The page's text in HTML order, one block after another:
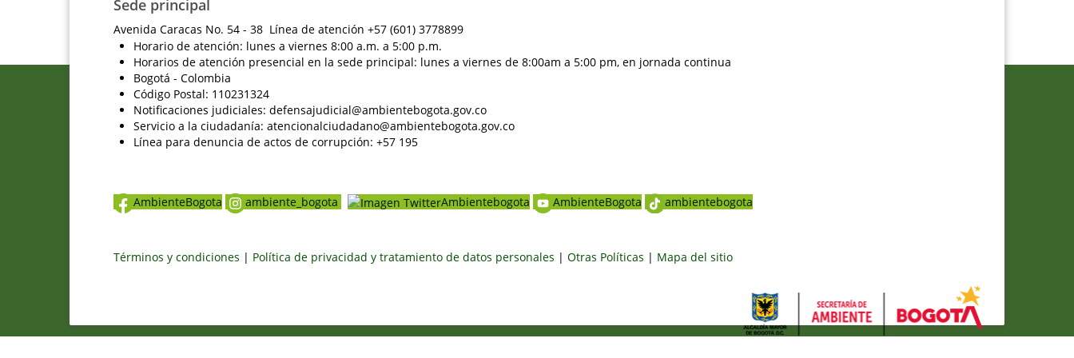
Sede principal
Avenida Caracas No. 54 - 38 Línea de atención +57 (601) 3778899
Horario de atención: lunes a viernes 8:00 a.m. a 5:00 p.m.
Horarios de atención presencial en la sede principal: lunes a viernes de 8:00am a 5:00 pm, en jornada continua
Bogotá - Colombia
Código Postal: 110231324
Notificaciones judiciales: defensajudicial@ambientebogota.gov.co
Servicio a la ciudadanía: atencionalciudadano@ambientebogota.gov.co
Línea para denuncia de actos de corrupción: +57 195
AmbienteBogota ambiente_bogota Ambientebogota AmbienteBogota ambientebogota
Términos y condiciones | Política de privacidad y tratamiento de datos personales | Otras Políticas | Mapa del sitio